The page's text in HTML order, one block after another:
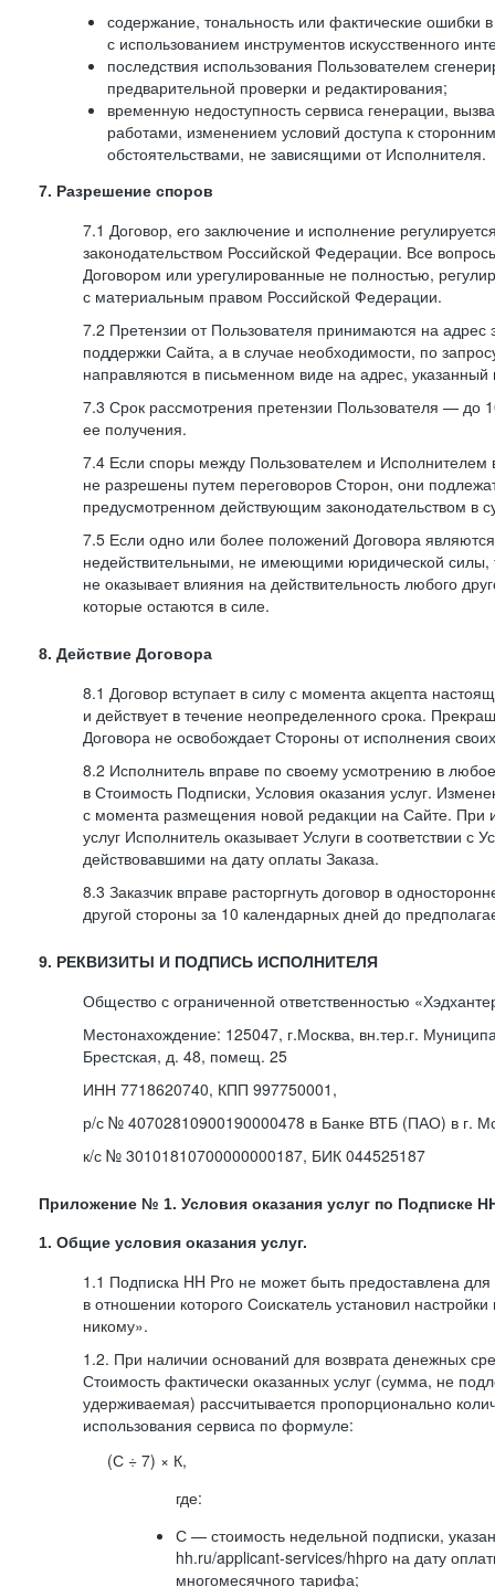
содержание, тональность или фактические ошибки
с использованием инструментов искусственного
последствия использования Пользователем
предварительной проверки и редактирования;
временную недоступность сервиса генерации,
работами, изменением условий доступа к
обстоятельствами, не зависящими от Исполнителя.
7. Разрешение споров
7.1 Договор, его заключение и исполнение
законодательством Российской Федерации. Все
Договором или урегулированные не полностью,
с материальным правом Российской Федерации.
7.2 Претензии от Пользователя принимаются на
поддержки Сайта, а в случае необходимости, по
направляются в письменном виде на адрес,
7.3 Срок рассмотрения претензии Пользователя — до
ее получения.
7.4 Если споры между Пользователем и Исполнителем
не разрешены путем переговоров Сторон, они
предусмотренном действующим законодательством в
7.5 Если одно или более положений Договора
недействительными, не имеющими юридической силы,
не оказывает влияния на действительность любого
которые остаются в силе.
8. Действие Договора
8.1 Договор вступает в силу с момента акцепта
и действует в течение неопределенного срока.
Договора не освобождает Стороны от исполнения
8.2 Исполнитель вправе по своему усмотрению в
в Стоимость Подписки, Условия оказания услуг.
с момента размещения новой редакции на Сайте. При
услуг Исполнитель оказывает Услуги в соответствии с
действовавшими на дату оплаты Заказа.
8.3 Заказчик вправе расторгнуть договор в
другой стороны за 10 календарных дней до
9. РЕКВИЗИТЫ И ПОДПИСЬ ИСПОЛНИТЕЛЯ
Общество с ограниченной ответственностью
Местонахождение: 125047, г.Москва, вн.тер.г.
Брестская, д. 48, помещ. 25
ИНН 7718620740, КПП 997750001,
р/с № 40702810900190000478 в Банке ВТБ (ПАО) в г.
к/с № 30101810700000000187, БИК 044525187
Приложение № 1. Условия оказания услуг по Подписке
1. Общие условия оказания услуг.
1.1 Подписка HH Pro не может быть предоставлена
в отношении которого Соискатель установил
никому».
1.2. При наличии оснований для возврата денежных
Стоимость фактически оказанных услуг (сумма, не
удерживаемая) рассчитывается пропорционально
использования сервиса по формуле:
(С ÷ 7) × К,
где:
С — стоимость недельной подписки,
hh.ru/applicant-services/hhpro на дату
многомесячного тарифа;